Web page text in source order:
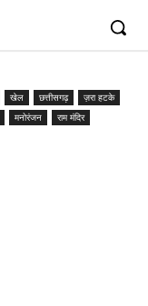
खेल छत्तीसगढ़
ज़रा हटके
मनोरंजन
राम मंदिर